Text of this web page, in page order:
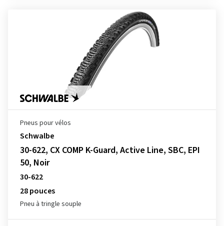
Pneus pour vélos
Schwalbe
30-622, CX COMP K-Guard, Active Line, SBC, EPI
50, Noir
30-622
28 pouces
Pneu à tringle souple